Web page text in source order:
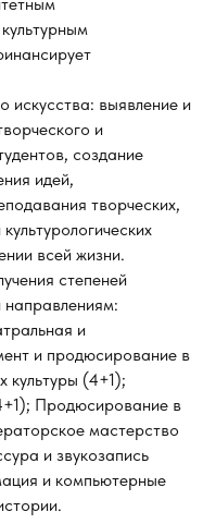
искусства: выявление и
и
создание
идей,
творческих,
всей жизни.
степеней
направлениям:
и
и продюсирование в
культуры (4+1);
Продюсирование в
мастерство
и звукозапись
и компьютерные